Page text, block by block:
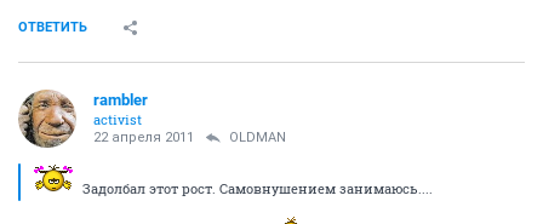
ОТВЕТИТЬ
rambler
activist
22 апреля 2011 OLDMAN
Задолбал этот рост. Самовнушением занимаюсь....